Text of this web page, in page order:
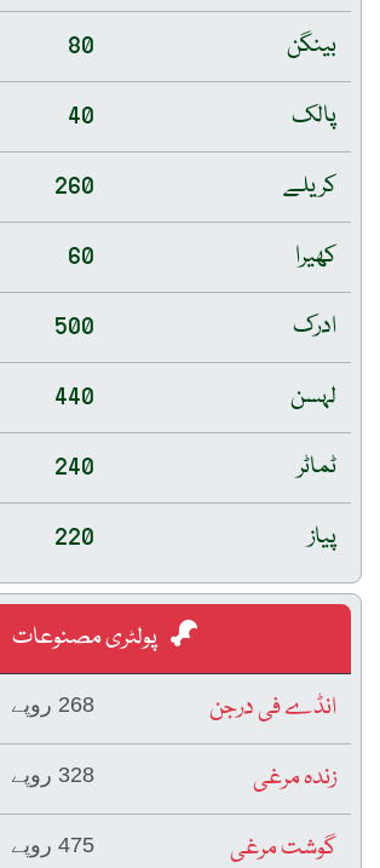
بینگن
80
پالک
40
کریلے
260
کھیرا
60
ادرک
500
لہسن
440
ٹماٹر
240
پیاز
220
پولٹری مصنوعات
انڈے فی درجن
268 روپے
زندہ مرغی 328 روپے
گوشت مرغی 475 روپے